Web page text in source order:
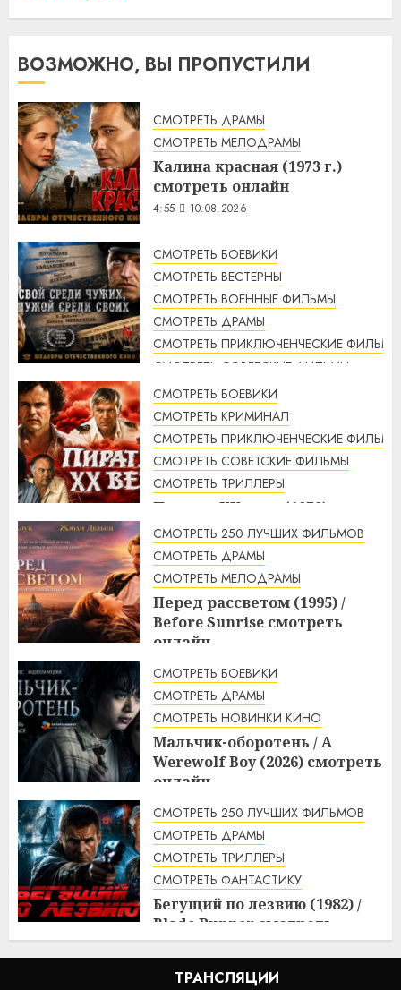
ВОЗМОЖНО, ВЫ ПРОПУСТИЛИ
СМОТРЕТЬ ДРАМЫ
СМОТРЕТЬ МЕЛОДРАМЫ
Калина красная (1973 г.)
смотреть онлайн
4:55 10.08.2026
СМОТРЕТЬ БОЕВИКИ
СМОТРЕТЬ ВЕСТЕРНЫ
СМОТРЕТЬ ВОЕННЫЕ ФИЛЬМЫ
СМОТРЕТЬ ДРАМЫ
СМОТРЕТЬ ПРИКЛЮЧЕНЧЕСКИЕ ФИЛЬМЫ
СМОТРЕТЬ СОВЕТСКИЕ ФИЛЬМЫ
СМОТРЕТЬ ТРИЛЛЕРЫ
Свой среди чужих, чужой
среди своих (1974 г.)
смотреть онлайн
4:33 10.08.2026
СМОТРЕТЬ БОЕВИКИ
СМОТРЕТЬ КРИМИНАЛ
СМОТРЕТЬ ПРИКЛЮЧЕНЧЕСКИЕ ФИЛЬМЫ
СМОТРЕТЬ СОВЕТСКИЕ ФИЛЬМЫ
СМОТРЕТЬ ТРИЛЛЕРЫ
Пираты ХХ века (1979)
смотреть онлайн
3:23 10.08.2026
СМОТРЕТЬ 250 ЛУЧШИХ ФИЛЬМОВ
СМОТРЕТЬ ДРАМЫ
СМОТРЕТЬ МЕЛОДРАМЫ
Перед рассветом (1995) /
Before Sunrise смотреть
онлайн
3:10
СМОТРЕТЬ БОЕВИКИ
СМОТРЕТЬ ДРАМЫ
СМОТРЕТЬ НОВИНКИ КИНО
Мальчик-оборотень / A
Werewolf Boy (2026) смотреть
онлайн
3:10
СМОТРЕТЬ 250 ЛУЧШИХ ФИЛЬМОВ
СМОТРЕТЬ ДРАМЫ
СМОТРЕТЬ ТРИЛЛЕРЫ
СМОТРЕТЬ ФАНТАСТИКУ
Бегущий по лезвию (1982) /
Blade Runner смотреть
онлайн
ТРАНСЛЯЦИИ